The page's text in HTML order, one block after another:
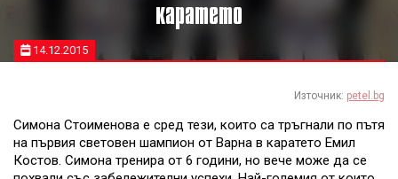
каратето
14.12.2015
Източник: petel.bg
Симона Стоименова е сред тези, които са тръгнали по пътя
на първия световен шампион от Варна в каратето Емил
Костов. Симона тренира от 6 години, но вече може да се